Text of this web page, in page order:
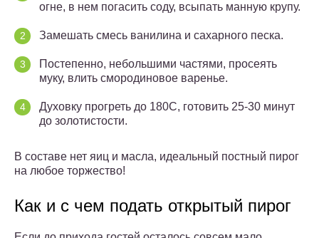
огне, в нем погасить соду, всыпать манную крупу.
Замешать смесь ванилина и сахарного песка.
Постепенно, небольшими частями, просеять
муку, влить смородиновое варенье.
Духовку прогреть до 180С, готовить 25-30 минут
до золотистости.
В составе нет яиц и масла, идеальный постный пирог
на любое торжество!
Как и с чем подать открытый пирог